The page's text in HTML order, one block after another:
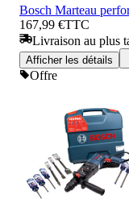
Bosch Marteau
167,99 €TTC
Livraison au plus
Afficher les détails
Offre